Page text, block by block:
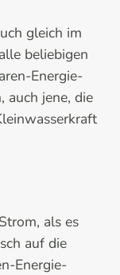
gleich im
beliebigen
Energie-
auch jene, die
als es
auf die
Energie-